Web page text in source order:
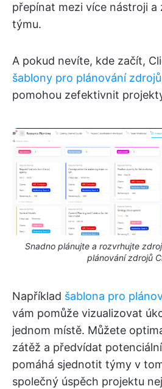
přepínat mezi více nástroji a
týmu.
A pokud nevíte, kde začít,
šablony pro plánování zdrojů
pomohou zefektivnit
Snadno plánujte a rozvrhujte
plánování zdrojů
Například šablona pro
vám pomůže vizualizovat
jednom místě. Můžete
zátěž a předvídat
pomáhá sjednotit týmy v
společný úspěch projektu